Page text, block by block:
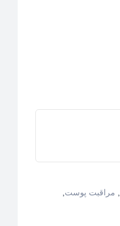
مراقبت پوست